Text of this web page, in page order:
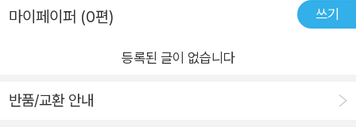
소설은 쓰이지 않았을 것이다. 삶을 폐허로 만드는 것은 역병과
쓰레기, 끊임없이 출몰하는 쥐 떼가 아니라 적나라한 혐오와 차
별, 정교한 자본주의임이 명백해졌으므로 다른 상상을 하기 어려
닥쳐오는 위험보다 많은 법이다. - 8- 사내에게 얻어맞은 순간 그
마이페이퍼 (0편) 쓰기
등록된 글이 없습니다
반품/교환 안내